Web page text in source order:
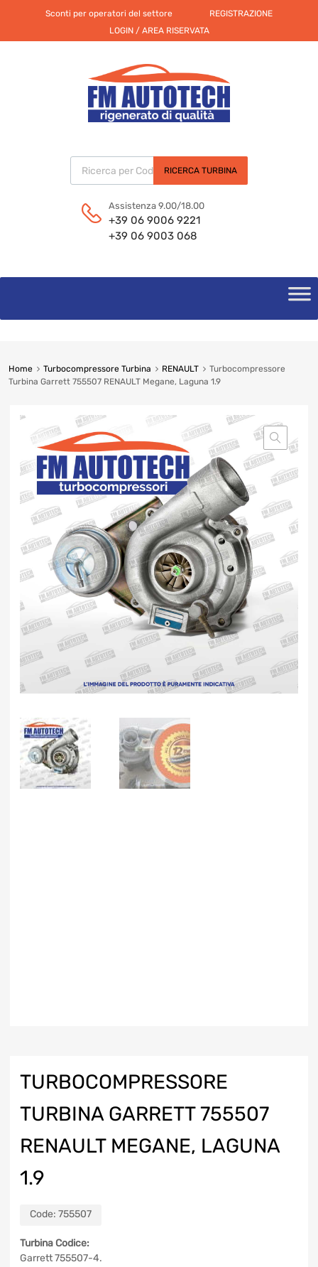
Sconti per operatori del settore
REGISTRAZIONE
LOGIN / AREA RISERVATA
Products search
RICERCA TURBINA
Assistenza 9.00/18.00
+39 06 9006 9221
+39 06 9003 068
content
Home Turbocompressore Turbina RENAULT
Turbocompressore
Turbina Garrett 755507 RENAULT Megane, Laguna 1.9
TURBOCOMPRESSORE
TURBINA GARRETT 755507
RENAULT MEGANE, LAGUNA
1.9
Code: 755507
Turbina Codice:
Garrett 755507-4.